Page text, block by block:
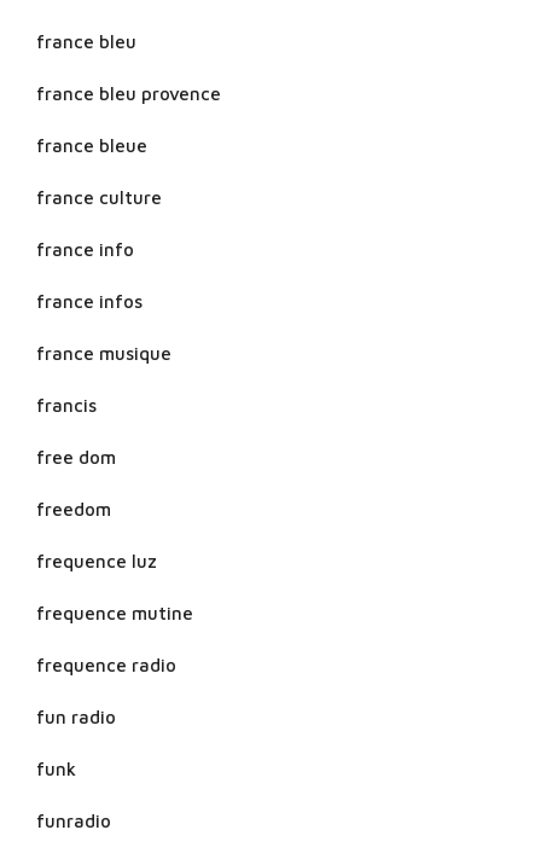
france bleu
france bleu provence
france bleue
france culture
france info
france infos
france musique
francis
free dom
freedom
frequence luz
frequence mutine
frequence radio
fun radio
funk
funradio